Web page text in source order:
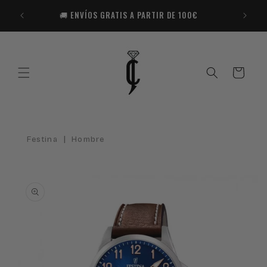
directamente🚚 ENVÍOS GRATIS A PARTIR DE 100€
Carrito
Festina | Hombre
información